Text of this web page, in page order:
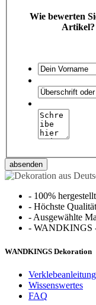
Wie bewerten
Artikel?
absenden
- 100%
- Höchste
-Ausgewählte
- WANDKINGS -
WANDKINGS Dekoration
Verklebeanleitung
Wissenswertes
FAQ